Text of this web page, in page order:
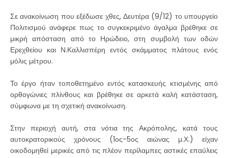
Σε ανακοίνωση που εξέδωσε χθες, Δευτέρα (9/12) το υπουργείο
Πολιτισμού ανάφερε πως το συγκεκριμένο άγαλμα βρέθηκε σε
μικρή απόσταση από το Ηρώδειο, στη συμβολή των οδών
Ερεχθείου και Ν.Καλλισπέρη εντός σκάμματος πλάτους ενός
μόλις μέτρου.
Το έργο ήταν τοποθετημένο εντός κατασκευής κτισμένης από
ορθογώνιες πλίνθους και βρέθηκε σε αρκετά καλή κατάσταση,
σύμφωνα με τη σχετική ανακοίνωση.
Στην περιοχή αυτή, στα νότια της Ακρόπολης, κατά τους
αυτοκρατορικούς χρόνους (1ος-5ος αιώνας μ.Χ.) είχαν
οικοδομηθεί μερικές από τις πλέον περίλαμπες αστικές επαύλεις